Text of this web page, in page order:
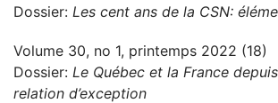
Dossier: Les cent ans de la CSN:
Volume 30, no 1, printemps 2022 (18)
Dossier: Le Québec et la France
relation d’exception